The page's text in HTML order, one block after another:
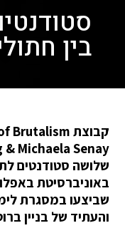
בין
שלושה סטודנטים
באוניברסיטת
שביצעו במסגרת
והעתיד של בניין